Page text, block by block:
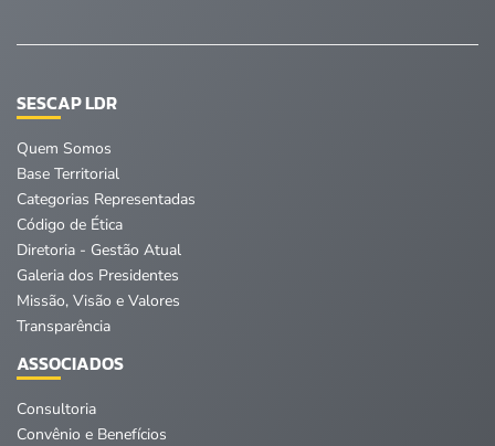
SESCAP LDR
Quem Somos
Base Territorial
Categorias Representadas
Código de Ética
Diretoria - Gestão Atual
Galeria dos Presidentes
Missão, Visão e Valores
Transparência
ASSOCIADOS
Consultoria
Convênio e Benefícios